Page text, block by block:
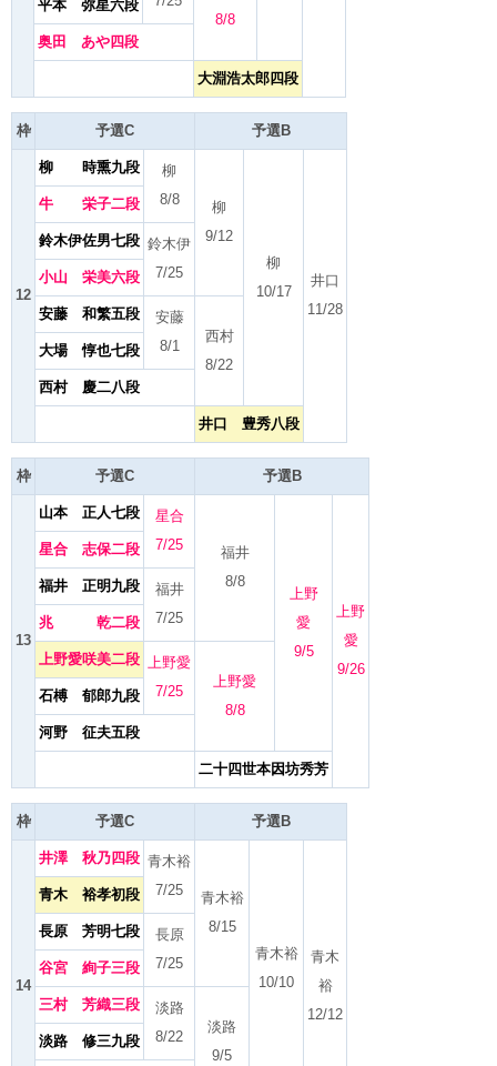
8/8
平本 弥星六段
奥田 あや四段
大淵浩太郎四段
枠 予選C 予選B
12
柳 時熏九段
柳
8/8
柳
9/12
柳
10/17
井口
11/28
牛 栄子二段
鈴木伊佐男七段 鈴木伊
7/25
小山 栄美六段
安藤 和繁五段
安藤
8/1
西村
8/22
大場 惇也七段
西村 慶二八段
井口 豊秀八段
枠 予選C 予選B
13
山本 正人七段
星合
7/25
福井
8/8
上野
愛
9/5
上野
愛
9/26
星合 志保二段
福井 正明九段
福井
7/25
兆 乾二段
上野愛咲美二段 上野愛
7/25
上野愛
8/8
石榑 郁郎九段
河野 征夫五段
二十四世本因坊秀芳
枠 予選C 予選B
14
井澤 秋乃四段 青木裕
7/25
青木裕
8/15
青木裕
10/10
青木
裕
12/12
青木 裕孝初段
長原 芳明七段
長原
7/25
谷宮 絢子三段
三村 芳織三段
淡路
8/22
淡路
9/5
淡路 修三九段